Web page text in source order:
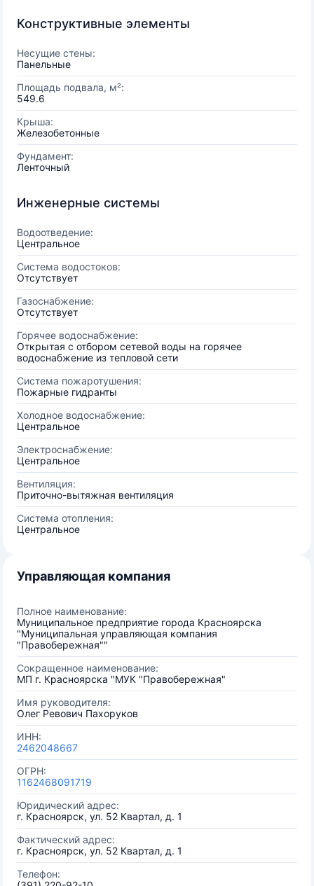
Конструктивные элементы
Несущие стены:
Панельные
Площадь подвала, м²:
549.6
Крыша:
Железобетонные
Фундамент:
Ленточный
Инженерные системы
Водоотведение:
Центральное
Система водостоков:
Отсутствует
Газоснабжение:
Отсутствует
Горячее водоснабжение:
Открытая с отбором сетевой воды на горячее
водоснабжение из тепловой сети
Система пожаротушения:
Пожарные гидранты
Холодное водоснабжение:
Центральное
Электроснабжение:
Центральное
Вентиляция:
Приточно-вытяжная вентиляция
Система отопления:
Центральное
Управляющая компания
Полное наименование:
Муниципальное предприятие города Красноярска
"Муниципальная управляющая компания
"Правобережная""
Сокращенное наименование:
МП г. Красноярска "МУК "Правобережная"
Имя руководителя:
Олег Ревович Пахоруков
ИНН:
2462048667
ОГРН:
1162468091719
Юридический адрес:
г. Красноярск, ул. 52 Квартал, д. 1
Фактический адрес:
г. Красноярск, ул. 52 Квартал, д. 1
Телефон: